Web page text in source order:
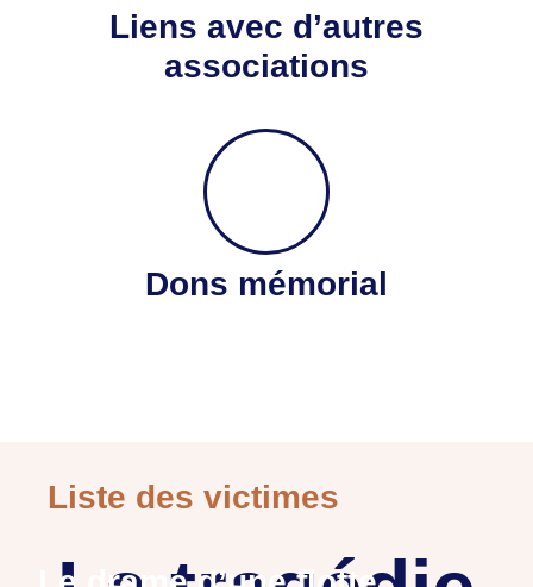
Liens avec d’autres
associations
Dons mémorial
Liste des victimes